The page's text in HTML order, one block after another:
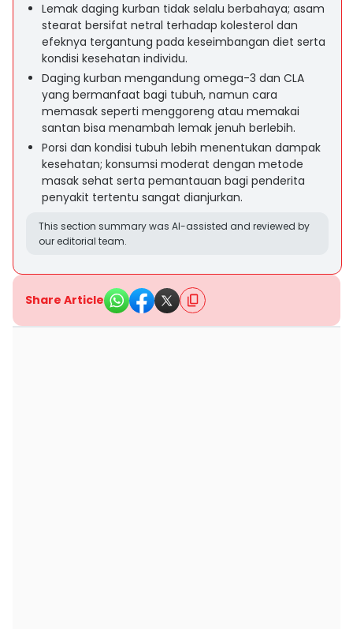
Lemak daging kurban tidak selalu berbahaya; asam
stearat bersifat netral terhadap kolesterol dan
efeknya tergantung pada keseimbangan diet serta
kondisi kesehatan individu.
Daging kurban mengandung omega-3 dan CLA
yang bermanfaat bagi tubuh, namun cara
memasak seperti menggoreng atau memakai
santan bisa menambah lemak jenuh berlebih.
Porsi dan kondisi tubuh lebih menentukan dampak
kesehatan; konsumsi moderat dengan metode
masak sehat serta pemantauan bagi penderita
penyakit tertentu sangat dianjurkan.
This section summary was AI-assisted and reviewed by
our editorial team.
Share Article